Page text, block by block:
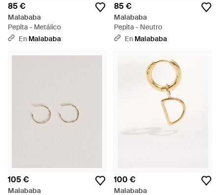
85 €
Malababa
Pepita - Metálico
En Malababa
85 €
Malababa
Pepita - Neutro
En Malababa
105 €
Malababa
100 €
Malababa